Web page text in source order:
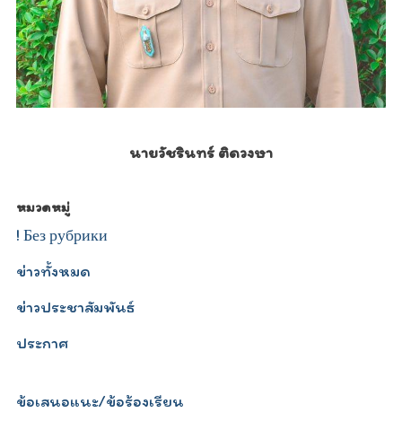
นายวัชรินทร์ ติดวงษา
หมวดหมู่
! Без рубрики
ข่าวทั้งหมด
ข่าวประชาสัมพันธ์
ประกาศ
ข้อเสนอแนะ/ข้อร้องเรียน